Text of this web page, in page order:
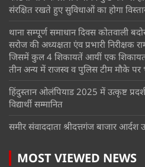
संरक्षित रखते हुए सुविधाओं का होगा
थाना सम्पूर्ण समाधान दिवस कोतवाली
सरोज की अध्यक्षता एंव प्रभारी
जिसमें कुल 4 शिकायतें आयीं एक शिकायत
तीन अन्य में राजस्व व पुलिस टीम मौके पर
हिंदुस्तान ओलंपियाड 2025 में उत्कृष्ट
विद्यार्थी सम्मानित
समीर संवाददाता श्रीदत्तगंज बाजार आर्दश
MOST VIEWED NEWS